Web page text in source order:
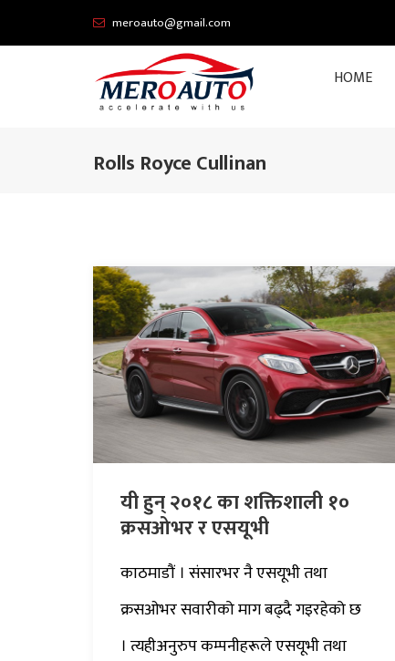
meroauto@gmail.com
HOME
Rolls Royce Cullinan
यी हुन् २०१८ का शक्तिशाली १०
क्रसओभर र एसयूभी
काठमाडौं । संसारभर नै एसयूभी तथा
क्रसओभर सवारीको माग बढ्दै गइरहेको छ
। त्यहीअनुरुप कम्पनीहरूले एसयूभी तथा